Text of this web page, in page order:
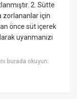
2. Sütte
zorlananlar için
önce süt içerek
uyanmanızı
burada okuyun: